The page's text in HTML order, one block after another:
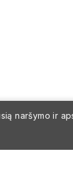
naršymo ir